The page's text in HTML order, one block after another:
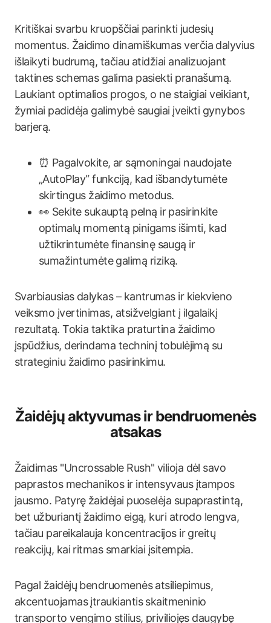
Kritiškai svarbu kruopščiai parinkti judesių
momentus. Žaidimo dinamiškumas verčia dalyvius
išlaikyti budrumą, tačiau atidžiai analizuojant
taktines schemas galima pasiekti pranašumą.
Laukiant optimalios progos, o ne staigiai veikiant,
žymiai padidėja galimybė saugiai įveikti gynybos
barjerą.
⏰ Pagalvokite, ar sąmoningai naudojate
„AutoPlay“ funkciją, kad išbandytumėte
skirtingus žaidimo metodus.
👀 Sekite sukauptą pelną ir pasirinkite
optimalų momentą pinigams išimti, kad
užtikrintumėte finansinę saugą ir
sumažintumėte galimą riziką.
Svarbiausias dalykas – kantrumas ir kiekvieno
veiksmo įvertinimas, atsižvelgiant į ilgalaikį
rezultatą. Tokia taktika praturtina žaidimo
įspūdžius, derindama techninį tobulėjimą su
strateginiu žaidimo pasirinkimu.
Žaidėjų aktyvumas ir bendruomenės
atsakas
Žaidimas "Uncrossable Rush" vilioja dėl savo
paprastos mechanikos ir intensyvaus įtampos
jausmo. Patyrę žaidėjai puoselėja supaprastintą,
bet užburiantį žaidimo eigą, kuri atrodo lengva,
tačiau pareikalauja koncentracijos ir greitų
reakcijų, kai ritmas smarkiai įsitempia.
Pagal žaidėjų bendruomenės atsiliepimus,
akcentuojamas įtraukiantis skaitmeninio
transporto vengimo stilius, priviliojęs daugybę